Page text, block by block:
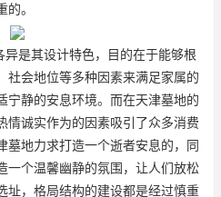
。
是其设计特色，目的在于能够根
社会地位等多种因素来满足家属的
宁静的安息环境。而在天津墓地的
情诚实作为的因素吸引了众多消费
墓地力求打造一个逝者安息的，同
一个温馨幽静的氛围，让人们放松
址，格局结构的建设都是经过慎重